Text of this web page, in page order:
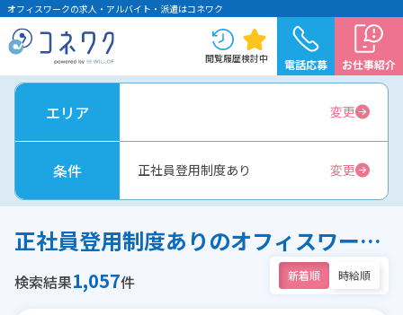
オフィスワークの求人・アルバイト・派遣はコネワク
閲覧履歴検討中 電話応募 お仕事紹介
エリア 変更
条件 正社員登用制度あり 変更
正社員登用制度ありのオフィスワーク求人
検索結果1,057件 新着順 時給順